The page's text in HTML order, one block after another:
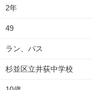
2年
49
ラン、パス
杉並区立井荻中学校